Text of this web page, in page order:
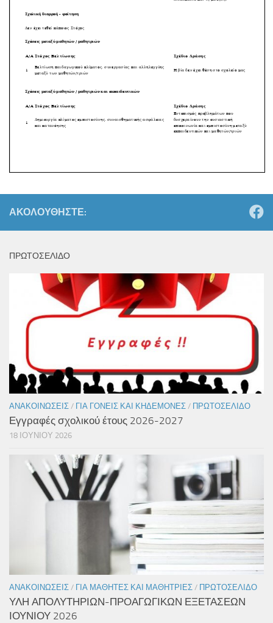
ΑΚΟΛΟΥΘΉΣΤΕ:
ΠΡΩΤΟΣΕΛΙΔΟ
ΑΝΑΚΟΙΝΏΣΕΙΣ / ΓΙΑ ΓΟΝΕΊΣ ΚΑΙ ΚΗΔΕΜΌΝΕΣ / ΠΡΩΤΟΣΈΛΙΔΟ
Εγγραφές σχολικού έτους 2026-2027
18 ΙΟΥΝΊΟΥ 2026
ΑΝΑΚΟΙΝΏΣΕΙΣ / ΓΙΑ ΜΑΘΗΤΈΣ ΚΑΙ ΜΑΘΉΤΡΙΕΣ / ΠΡΩΤΟΣΈΛΙΔΟ
ΥΛΗ ΑΠΟΛΥΤΗΡΙΩΝ-ΠΡΟΑΓΩΓΙΚΩΝ ΕΞΕΤΑΣΕΩΝ
ΙΟΥΝΙΟΥ 2026